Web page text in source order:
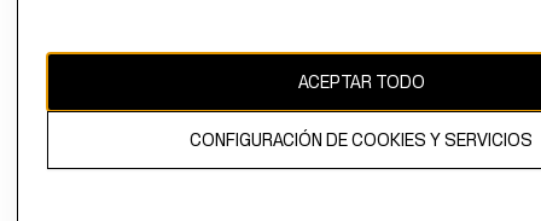
El contenido de esta página web está protegido por copyright y es
ACEPTAR TODO
CONFIGURACIÓN DE COOKIES Y SERVICIOS